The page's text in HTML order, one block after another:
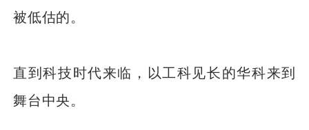
被低估的。
直到科技时代来临，以工科见长的华科来到
舞台中央。